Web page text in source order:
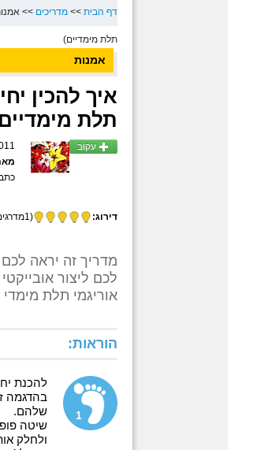
דף הבית >> מדריכים >>
תלת מימדיים)
אמנות
איך להכין
תלת
עקוב
דירוג: (1מדרגים)
מדריך זה יראה
אוריגמי תלת מימדי
הוראות:
1
להכנת
שלהם.